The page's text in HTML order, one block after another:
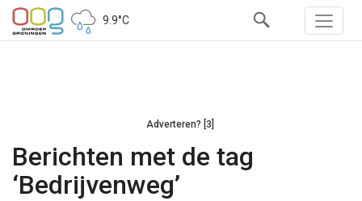
9.9°C
Adverteren? [3]
Berichten met de tag
‘Bedrijvenweg’